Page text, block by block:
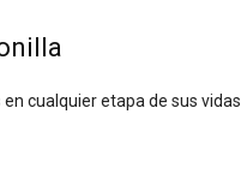
cualquier etapa de sus vidas.